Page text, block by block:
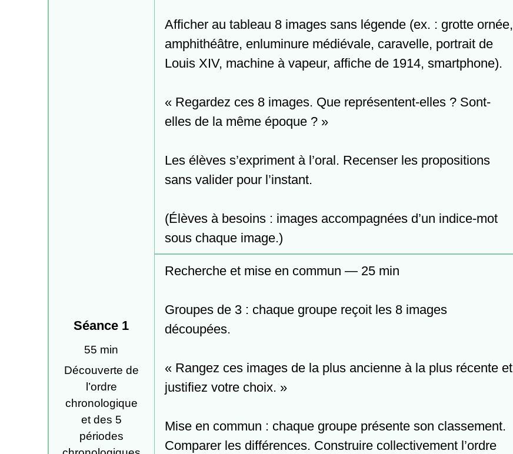
Séance 1
55 min
Découverte de
l’ordre
chronologique
et des 5
périodes
Afficher au tableau 8 images sans légende (ex. : grotte ornée,
amphithéâtre, enluminure médiévale, caravelle, portrait de
Louis XIV, machine à vapeur, affiche de 1914, smartphone).
« Regardez ces 8 images. Que représentent-elles ? Sont-
elles de la même époque ? »
Les élèves s’expriment à l’oral. Recenser les propositions
sans valider pour l’instant.
(Élèves à besoins : images accompagnées d’un indice-mot
sous chaque image.)
Recherche et mise en commun — 25 min
Groupes de 3 : chaque groupe reçoit les 8 images
découpées.
« Rangez ces images de la plus ancienne à la plus récente et
justifiez votre choix. »
Mise en commun : chaque groupe présente son classement.
Comparer les différences. Construire collectivement l’ordre